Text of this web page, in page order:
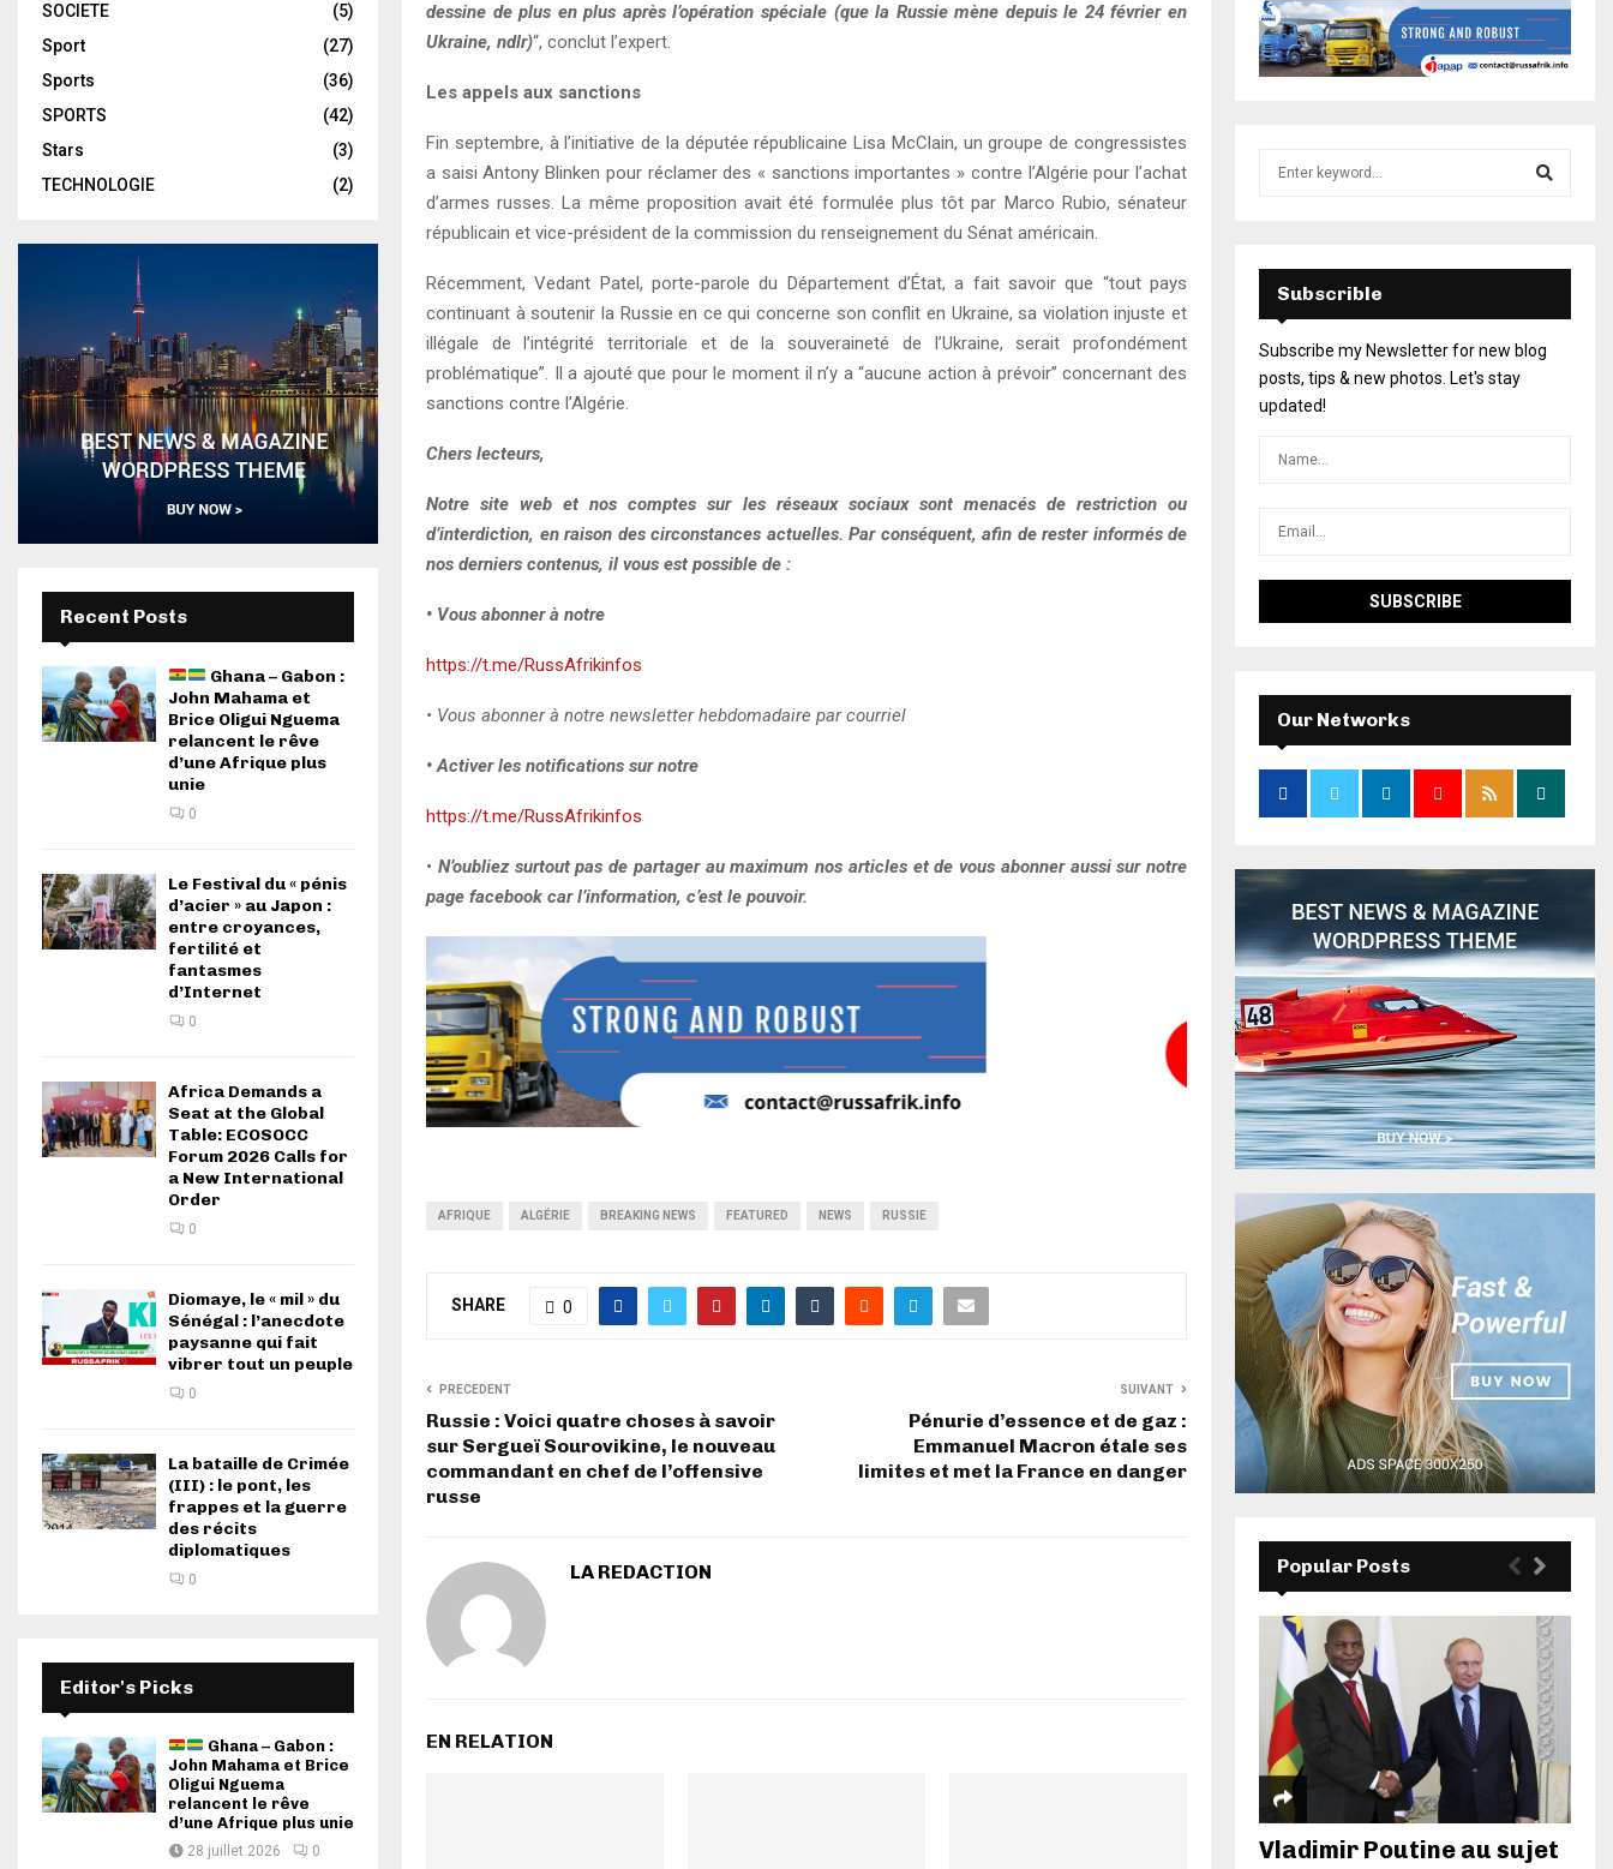
dessine de plus en plus après l’opération spéciale (que la Russie mène depuis le 24 février en
Ukraine, ndlr)“, conclut l’expert.
Les appels aux sanctions
Fin septembre, à l’initiative de la députée républicaine Lisa McClain, un groupe de congressistes
a saisi Antony Blinken pour réclamer des « sanctions importantes » contre l’Algérie pour l’achat
d’armes russes. La même proposition avait été formulée plus tôt par Marсo Rubio, sénateur
républicain et vice-président de la commission du renseignement du Sénat américain.
Récemment, Vedant Patel, porte-parole du Département d’État, a fait savoir que “tout pays
continuant à soutenir la Russie en ce qui concerne son conflit en Ukraine, sa violation injuste et
illégale de l’intégrité territoriale et de la souveraineté de l’Ukraine, serait profondément
problématique”. Il a ajouté que pour le moment il n’y a “aucune action à prévoir” concernant des
sanctions contre l’Algérie.
Chers lecteurs,
Notre site web et nos comptes sur les réseaux sociaux sont menacés de restriction ou
d’interdiction, en raison des circonstances actuelles. Par conséquent, afin de rester informés de
nos derniers contenus, il vous est possible de :
• Vous abonner à notre
https://t.me/RussAfrikinfos
• Vous abonner à notre newsletter hebdomadaire par courriel
• Activer les notifications sur notre
https://t.me/RussAfrikinfos
• N’oubliez surtout pas de partager au maximum nos articles et de vous abonner aussi sur notre
page facebook car l’information, c’est le pouvoir.
AFRIQUE ALGÉRIE BREAKING NEWS FEATURED NEWS RUSSIE
SHARE 0
PRECEDENT
Russie : Voici quatre choses à savoir
sur Sergueï Sourovikine, le nouveau
commandant en chef de l’offensive
russe
SUIVANT
Pénurie d’essence et de gaz :
Emmanuel Macron étale ses
limites et met la France en danger
LA REDACTION
EN RELATION
SOCIETE
(5)
Sport
(27)
Sports
(36)
SPORTS
(42)
Stars
(3)
TECHNOLOGIE
(2)
Recent Posts
Ghana – Gabon :
John Mahama et
Brice Oligui Nguema
relancent le rêve
d’une Afrique plus
unie
0
Le Festival du « pénis
d’acier » au Japon :
entre croyances,
fertilité et
fantasmes
d’Internet
0
Africa Demands a
Seat at the Global
Table: ECOSOCC
Forum 2026 Calls for
a New International
Order
0
Diomaye, le « mil » du
Sénégal : l’anecdote
paysanne qui fait
vibrer tout un peuple
0
La bataille de Crimée
(III) : le pont, les
frappes et la guerre
des récits
diplomatiques
0
Editor's Picks
Ghana – Gabon :
John Mahama et Brice
Oligui Nguema
relancent le rêve
d’une Afrique plus unie
28 juillet 2026 0
Subscrible
Subscribe my Newsletter for new blog
posts, tips & new photos. Let's stay
updated!
Our Networks
Popular Posts
Vladimir Poutine au sujet